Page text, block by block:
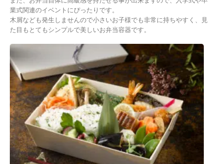
業式関連のイベントにぴったりです。
木屑なども発生しませんので小さいお子様でも非常に持ちやすく、見
た目もとてもシンプルで美しいお弁当容器です。